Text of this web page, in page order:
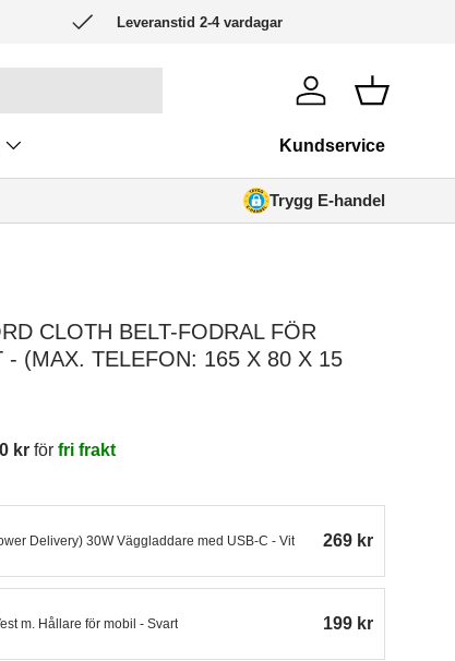
Leveranstid 2-4 vardagar
Logga inKorg
Kundservice
Trygg E-handel
CLOTH BELT-FODRAL FÖR
- (MAX. TELEFON: 165 X 80 X 15
kr förfri frakt
Delivery) 30W Väggladdare med USB-C - Vit 269 kr
m. Hållare för mobil - Svart 199 kr